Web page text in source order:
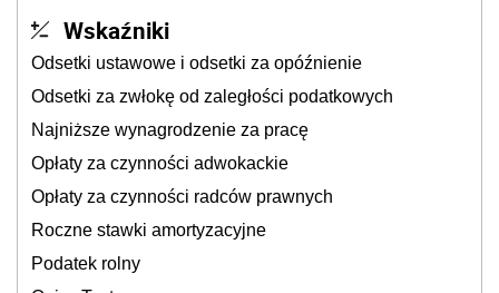
Wskaźniki
Odsetki ustawowe i odsetki za opóźnienie
Odsetki za zwłokę od zaległości podatkowych
Najniższe wynagrodzenie za pracę
Opłaty za czynności adwokackie
Opłaty za czynności radców prawnych
Roczne stawki amortyzacyjne
Podatek rolny